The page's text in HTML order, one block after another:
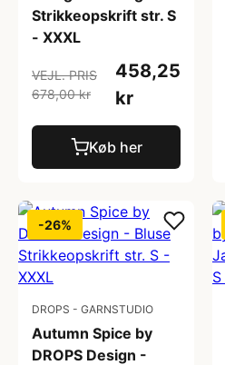
Strikkeopskrift str. S
- XXXL
VEJL. PRIS
678,00 kr
458,25
kr
Køb her
-26%
DROPS - GARNSTUDIO
Autumn Spice by
DROPS Design -